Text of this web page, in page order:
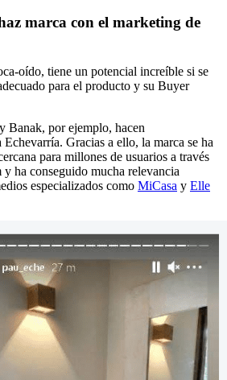
marca con el marketing de
oído, tiene un potencial increíble si se
para el producto y su Buyer
Banak, por ejemplo, hacen
Gracias a ello, la marca se ha
para millones de usuarios a través
y ha conseguido mucha relevancia
especializados como MiCasa y Elle